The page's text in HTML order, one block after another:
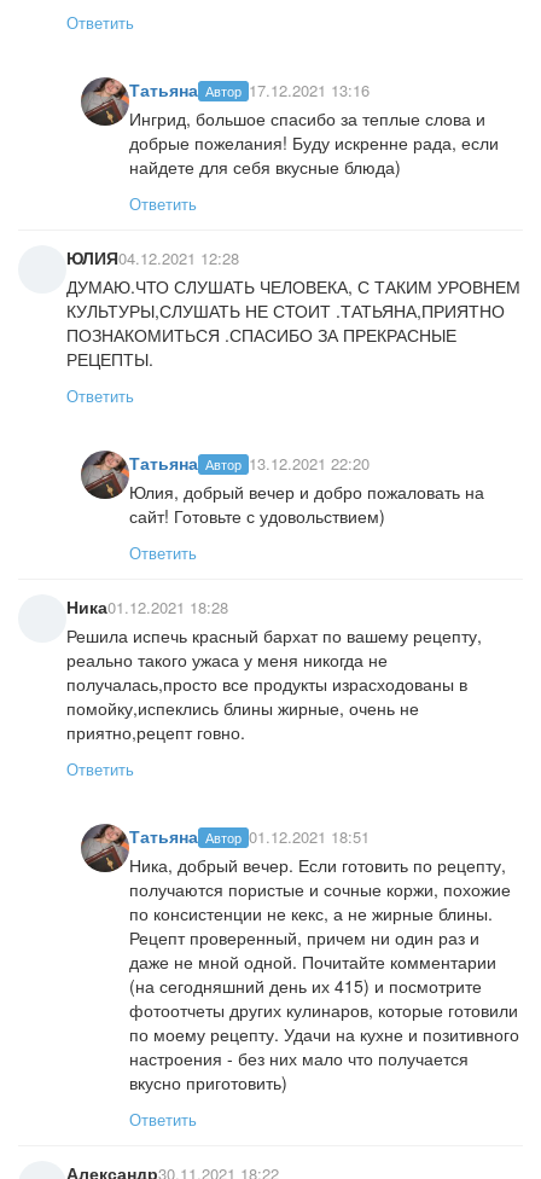
Ответить
Татьяна Автор 17.12.2021 13:16
Ингрид, большое спасибо за теплые слова и
добрые пожелания! Буду искренне рада, если
найдете для себя вкусные блюда)
Ответить
ЮЛИЯ04.12.2021 12:28
ДУМАЮ.ЧТО СЛУШАТЬ ЧЕЛОВЕКА, С ТАКИМ УРОВНЕМ
КУЛЬТУРЫ,СЛУШАТЬ НЕ СТОИТ .ТАТЬЯНА,ПРИЯТНО
ПОЗНАКОМИТЬСЯ .СПАСИБО ЗА ПРЕКРАСНЫЕ
РЕЦЕПТЫ.
Ответить
Татьяна Автор 13.12.2021 22:20
Юлия, добрый вечер и добро пожаловать на
сайт! Готовьте с удовольствием)
Ответить
Ника01.12.2021 18:28
Решила испечь красный бархат по вашему рецепту,
реально такого ужаса у меня никогда не
получалась,просто все продукты израсходованы в
помойку,испеклись блины жирные, очень не
приятно,рецепт говно.
Ответить
Татьяна Автор 01.12.2021 18:51
Ника, добрый вечер. Если готовить по рецепту,
получаются пористые и сочные коржи, похожие
по консистенции не кекс, а не жирные блины.
Рецепт проверенный, причем ни один раз и
даже не мной одной. Почитайте комментарии
(на сегодняшний день их 415) и посмотрите
фотоотчеты других кулинаров, которые готовили
по моему рецепту. Удачи на кухне и позитивного
настроения - без них мало что получается
вкусно приготовить)
Ответить
Александр30.11.2021 18:22